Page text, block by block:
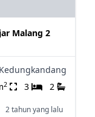
Malang 2
Kedungkandang
2 3 2
2 tahun yang lalu